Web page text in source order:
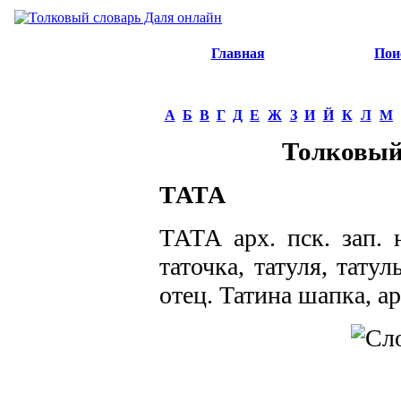
Главная
А Б В Г Д Е Ж З И Й К Л М
ТАТА
ТАТА арх. пск. зап.
таточка, татуля,
отец. Татина шапка,